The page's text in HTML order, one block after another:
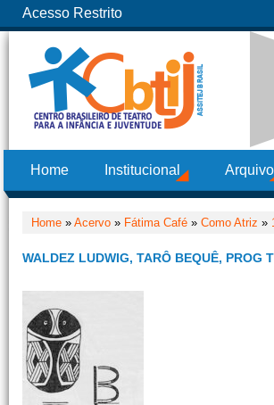
Acesso Restrito
Home Institucional Arquivo
Home » Acervo » Fátima Café » Como Atriz »
WALDEZ LUDWIG, TARÔ BEQUÊ, PROG